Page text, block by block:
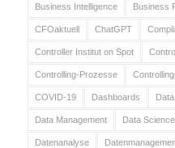
Business Intelligence Business
CFOaktuell ChatGPT
Controller Institut on Spot
Controlling-Prozesse
COVID-19 Dashboards Data
Data Management Data Science
Datenanalyse